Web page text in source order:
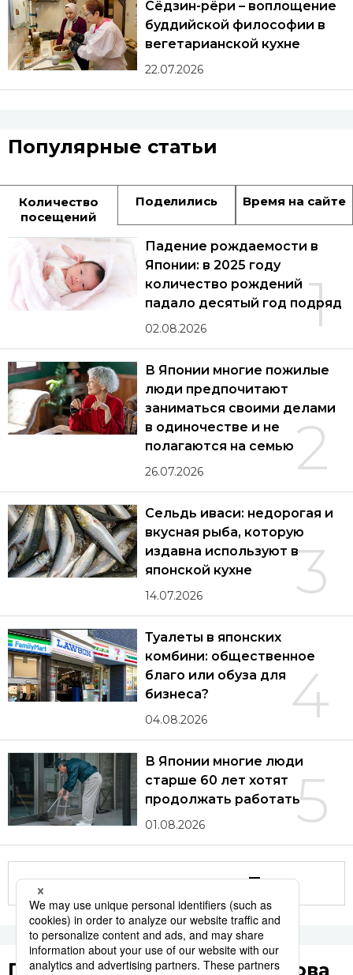
Сёдзин-рёри – воплощение
буддийской философии в
вегетарианской кухне
22.07.2026
Популярные статьи
Количество
посещений
Поделились Время на сайте
1
Падение рождаемости в
Японии: в 2025 году
количество рождений
падало десятый год подряд
02.08.2026
2
В Японии многие пожилые
люди предпочитают
заниматься своими делами
в одиночестве и не
полагаются на семью
26.07.2026
3
Сельдь иваси: недорогая и
вкусная рыба, которую
издавна используют в
японской кухне
14.07.2026
4
Туалеты в японских
комбини: общественное
благо или обуза для
бизнеса?
04.08.2026
5
В Японии многие люди
старше 60 лет хотят
продолжать работать
01.08.2026
Другие статьи по теме
Популярные поисковые слова